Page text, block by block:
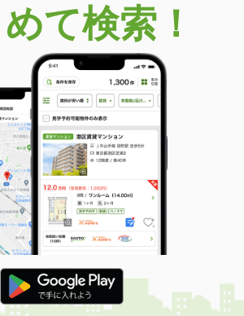
て検索！